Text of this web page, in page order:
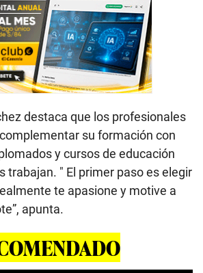
destaca que los profesionales
su formación con
y cursos de educación
trabajan. " El primer paso es elegir
te apasione y motive a
apunta.